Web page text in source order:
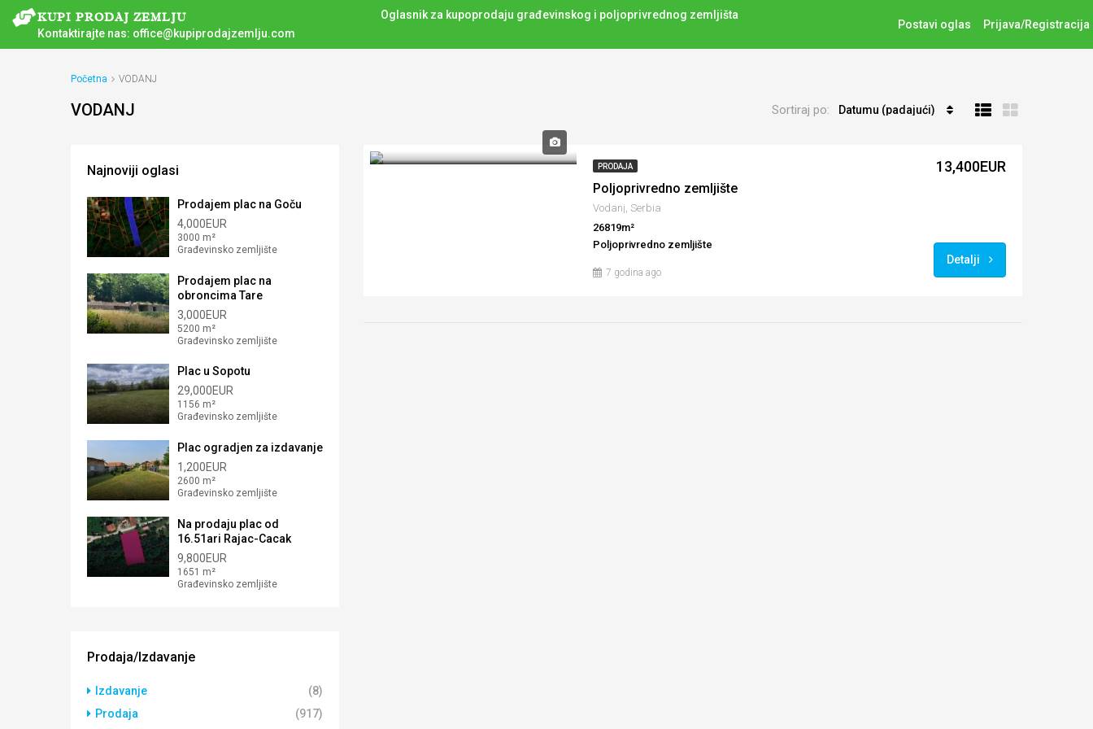
Oglasnik za kupoprodaju građevinskog i poljoprivrednog zemljišta
Kontaktirajte nas: office@kupiprodajzemlju.com
Postavi oglas Prijava/Registracija
Početna VODANJ
VODANJ Sortiraj po: Datumu (padajući)
PRODAJA
Poljoprivredno zemljište
Vodanj, Serbia
26819m²
Poljoprivredno zemljište
7 godina ago
13,400EUR
Detalji
Najnoviji oglasi
Prodajem plac na Goču
4,000EUR
3000 m²
Građevinsko zemljište
Prodajem plac na
obroncima Tare
3,000EUR
5200 m²
Građevinsko zemljište
Plac u Sopotu
29,000EUR
1156 m²
Građevinsko zemljište
Plac ogradjen za izdavanje
1,200EUR
2600 m²
Građevinsko zemljište
Na prodaju plac od
16.51ari Rajac-Cacak
9,800EUR
1651 m²
Građevinsko zemljište
Prodaja/Izdavanje
Izdavanje
(8)
Prodaja
(917)